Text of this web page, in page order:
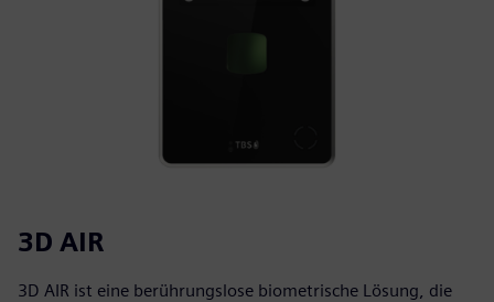
3D AIR
3D AIR ist eine berührungslose biometrische Lösung, die